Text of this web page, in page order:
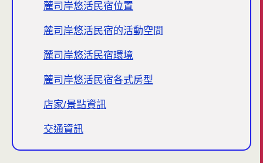
麓司岸悠活民宿位置
麓司岸悠活民宿的活動空間
麓司岸悠活民宿環境
麓司岸悠活民宿各式房型
店家/景點資訊
交通資訊